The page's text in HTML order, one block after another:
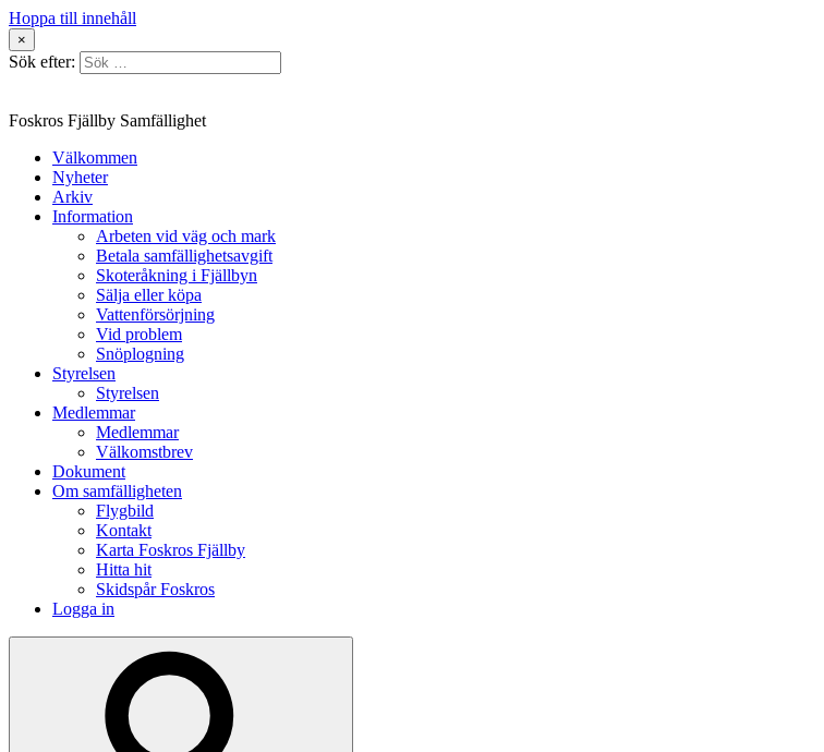
Hoppa till innehåll
×
Sök efter:
Foskros Fjällby Samfällighet
Välkommen
Nyheter
Arkiv
Information
Arbeten vid väg och mark
Betala samfällighetsavgift
Skoteråkning i Fjällbyn
Sälja eller köpa
Vattenförsörjning
Vid problem
Snöplogning
Styrelsen
Styrelsen
Medlemmar
Medlemmar
Välkomstbrev
Dokument
Om samfälligheten
Flygbild
Kontakt
Karta Foskros Fjällby
Hitta hit
Skidspår Foskros
Logga in